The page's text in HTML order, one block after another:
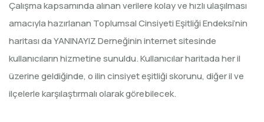
Çalışma kapsamında alınan verilere kolay ve hızlı ulaşılması
amacıyla hazırlanan Toplumsal Cinsiyeti Eşitliği Endeksi’nin
haritası da YANINAYIZ Derneğinin internet sitesinde
kullanıcıların hizmetine sunuldu. Kullanıcılar haritada her il
üzerine geldiğinde, o ilin cinsiyet eşitliği skorunu, diğer il ve
ilçelerle karşılaştırmalı olarak görebilecek.